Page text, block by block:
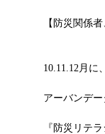
【防災関係
10.11.12月に
アーバンデ
『防災リテ